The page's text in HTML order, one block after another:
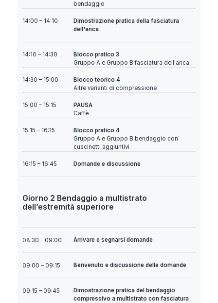
bendaggio
14:00 – 14:10
Dimostrazione pratica della fasciatura
dell'anca
14:10 – 14:30
Blocco pratico 3
Gruppo A e Gruppo B fasciatura dell'anca
14:30 – 15:00
Blocco teorico 4
Altre varianti di compressione
15:00 – 15:15
PAUSA
Caffè
15:15 – 16:15
Blocco pratico 4
Gruppo A e Gruppo B bendaggio con
cuscinetti aggiuntivi
16:15 – 16:45 Domande e discussione
Giorno 2 Bendaggio a multistrato
dell’estremità superiore
08:30 – 09:00 Arrivare e segnarsi domande
09:00 – 09:15 Benvenuto e discussione delle domande
09:15 – 09:45
Dimostrazione pratica del bendaggio
compressivo a multistrato con fasciatura